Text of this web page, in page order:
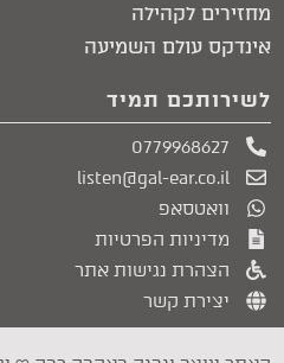
מחזירים לקהילה
אינדקס עולם השמיעה
לשירותכם תמיד
0779968627
listen@gal-ear.co.il
וואטסאפ
מדיניות הפרטיות
הצהרת נגישות אתר
יצירת קשר